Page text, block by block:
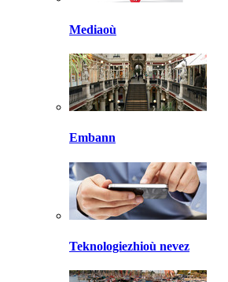
Mediaoù
Embann
Teknologiezhioù nevez